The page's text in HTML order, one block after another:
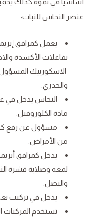
عنصر النحاس للنبات:
يعمل كمرافق
تفاعلات الأكسدة
الاسكوربيك
والجذري.
النحاس يدخل في
مادة الكلوروفيل.
مسؤول عن رفع
من الأمراض.
يدخل كمرافق
لمعة وصلابة قشرة
والبصل.
يدخل في تركيب
تستخدم المركبات